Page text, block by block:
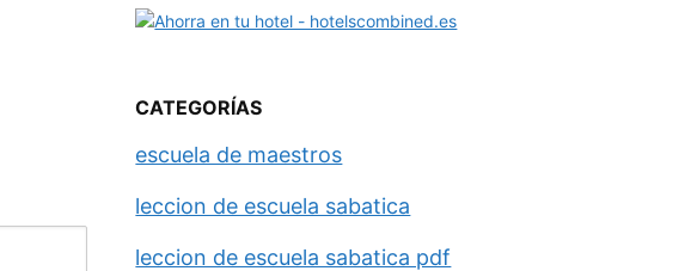
CATEGORÍAS
escuela de maestros
leccion de escuela sabatica
leccion de escuela sabatica pdf